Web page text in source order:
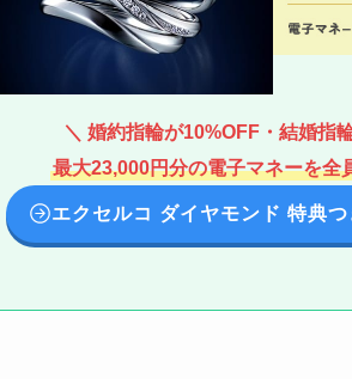
＼ 婚約指輪が10%OFF・結婚指
最大23,000円分の電子マネーを全
エクセルコ ダイヤモンド 特典